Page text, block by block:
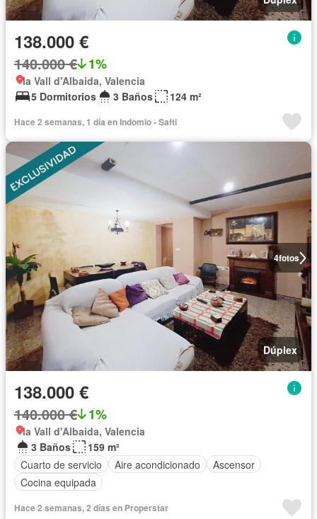
138.000 €
140.000 € 1%
la Vall d'Albaida, Valencia
5 Dormitorios
3 Baños 124 m²
Hace 2 semanas, 1 día en Indomio - Safti
4fotos
Dúplex
138.000 €
140.000 € 1%
la Vall d'Albaida, Valencia
3 Baños
159 m²
Cuarto de servicio
Aire acondicionado
Ascensor
Cocina equipada
Hace 2 semanas, 2 días en Properstar